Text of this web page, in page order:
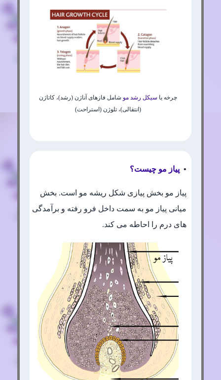
چرخه یا سیکل رشد مو شامل فازهای آناژن (رشد)، کاتاژن
(انتقالی)، تلوژن (استراحت)
• پیاز مو چیست؟
پیاز مو بخش پیازی شکل ریشه مو است. بخش
میانی پیاز مو به سمت داخل فرو رفته و برآمدگی
های درم را احاطه می کند.